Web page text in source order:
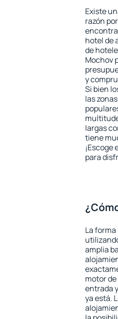
Existe
razón
hotel de
de
Mochov
y
Si bien
las
largas
tiene
para
La
amplia
motor
entrada
ya está.